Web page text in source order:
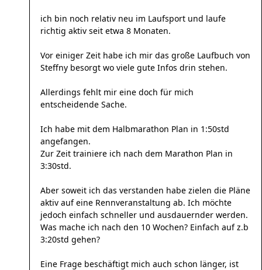
ich bin noch relativ neu im Laufsport und laufe
richtig aktiv seit etwa 8 Monaten.
Vor einiger Zeit habe ich mir das große Laufbuch von
Steffny besorgt wo viele gute Infos drin stehen.
Allerdings fehlt mir eine doch für mich
entscheidende Sache.
Ich habe mit dem Halbmarathon Plan in 1:50std
angefangen.
Zur Zeit trainiere ich nach dem Marathon Plan in
3:30std.
Aber soweit ich das verstanden habe zielen die Pläne
aktiv auf eine Rennveranstaltung ab. Ich möchte
jedoch einfach schneller und ausdauernder werden.
Was mache ich nach den 10 Wochen? Einfach auf z.b
3:20std gehen?
Eine Frage beschäftigt mich auch schon länger, ist